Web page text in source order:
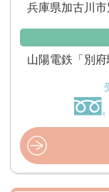
兵庫県加古川
山陽電鉄「別